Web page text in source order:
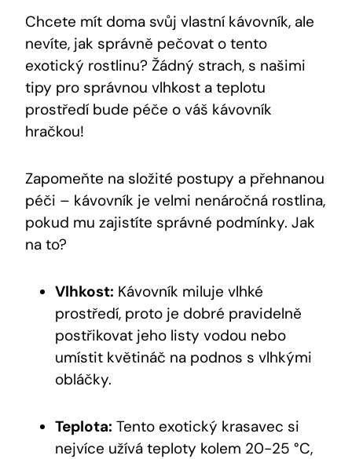
Chcete mít doma svůj vlastní kávovník, ale
nevíte, jak správně pečovat o tento
exotický rostlinu? Žádný strach, s našimi
tipy pro správnou vlhkost a teplotu
prostředí bude péče o váš kávovník
hračkou!
Zapomeňte na složité postupy a přehnanou
péči – kávovník je velmi nenáročná rostlina,
pokud mu zajistíte správné podmínky. Jak
na to?
Vlhkost: Kávovník miluje vlhké
prostředí, proto je dobré pravidelně
postřikovat jeho listy vodou nebo
umístit květináč na podnos s vlhkými
obláčky.
Teplota: Tento exotický krasavec si
nejvíce užívá teploty kolem 20-25 °C,